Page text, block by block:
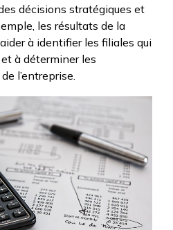
décisions stratégiques et
les résultats de la
à identifier les filiales qui
à déterminer les
l’entreprise.